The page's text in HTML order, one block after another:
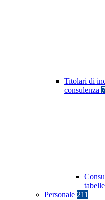
Titolari di
consulenza 7
Personale 211